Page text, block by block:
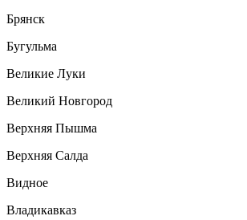
Брянск
Бугульма
Великие Луки
Великий Новгород
Верхняя Пышма
Верхняя Салда
Видное
Владикавказ